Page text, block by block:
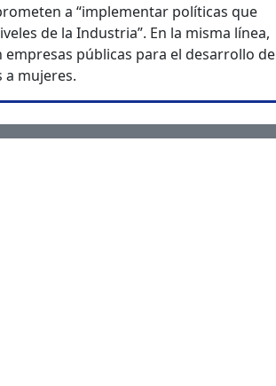
a “implementar políticas que
de la Industria”. En la misma línea,
públicas para el desarrollo de
mujeres.